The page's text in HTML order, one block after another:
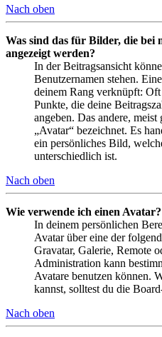
Nach oben
Was sind das für Bilder, die bei
angezeigt werden?
In der Beitragsansicht
Benutzernamen stehen.
deinem Rang verknüpft:
Punkte, die deine
angeben. Das andere,
„Avatar“ bezeichnet. Es
ein persönliches Bild,
unterschiedlich ist.
Nach oben
Wie verwende ich einen Avatar?
In deinem persönlichen
Avatar über eine der
Gravatar, Galerie, Remote
Administration kann
Avatare benutzen können.
kannst, solltest du die
Nach oben